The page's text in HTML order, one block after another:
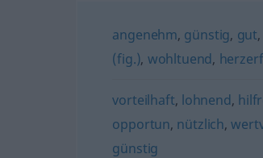
angenehm, günstig, gut,
(fig.), wohltuend,
vorteilhaft, lohnend,
opportun, nützlich,
günstig